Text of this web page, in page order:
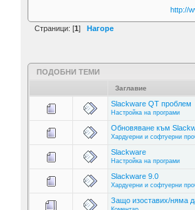
http://
Страници: [1] Нагоре
ПОДОБНИ ТЕМИ
Заглавие
Slackware QT проблем
Настройка на програми
Обновяване към
Хардуерни и софтуерни
Slackware
Настройка на програми
Slackware 9.0
Хардуерни и софтуерни
Защо изоставих/няма